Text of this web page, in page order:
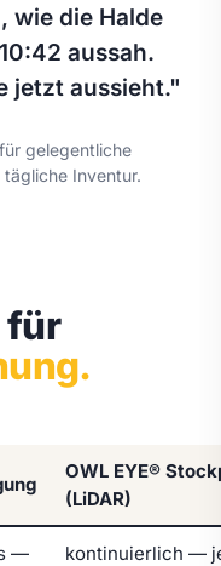
wie die Halde
aussah.
jetzt aussieht."
gelegentliche
Inventur.
für
OWL EYE®
(LiDAR)
—
kontinuierlich —